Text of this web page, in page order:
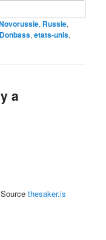
, Russie,
Donbass,etats-unis,
a
Sourcethesaker.is